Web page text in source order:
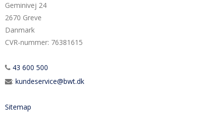
Geminivej 24
2670 Greve
Danmark
CVR-nummer: 76381615
43 600 500
: kundeservice@bwt.dk
Sitemap